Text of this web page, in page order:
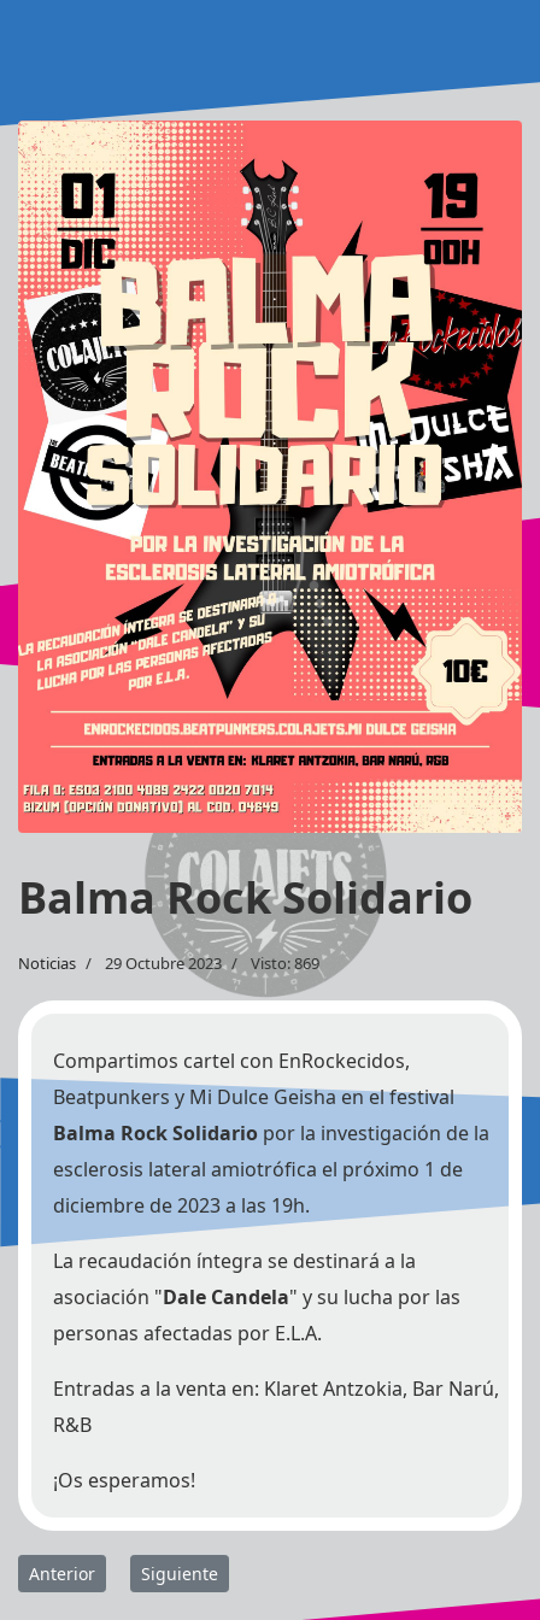
Balma Rock Solidario
Noticias 29 Octubre 2023 Visto: 869
Compartimos cartel con EnRockecidos,
Beatpunkers y Mi Dulce Geisha en el festival
Balma Rock Solidario por la investigación de la
esclerosis lateral amiotrófica el próximo 1 de
diciembre de 2023 a las 19h.
La recaudación íntegra se destinará a la
asociación "Dale Candela" y su lucha por las
personas afectadas por E.L.A.
Entradas a la venta en: Klaret Antzokia, Bar Narú,
R&B
¡Os esperamos!
Previous article: Nochecita de Rock con COLAJETS y DALTONICS
Anterior Next article: Colajets visitamos Asesino el
Siguiente